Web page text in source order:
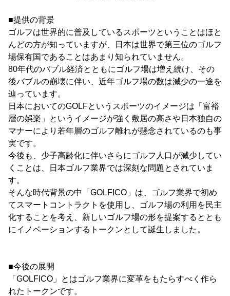
■提供の背景
ゴルフは世界的に普及しているスポーツということはほと
んどの方が知っていますが、日本は世界で第三位のゴルフ
場保有国であることはあまり知られていません。
80年代のバブル経済とともにゴルフ場は増え続け、その
後バブルの崩壊に伴い、近年ゴルフ場の数は減少の一途を
辿っています。
日本においてのGOLFというスポーツのイメージは「富裕
層の娯楽」というイメージが強く敷居の高さや日本独自の
マナーにより若年層のゴルフ離れが懸念されているのも事
実です。
今後も、少子高齢化に伴いさらにゴルフ人口が減少してい
くことは、日本ゴルフ業界では深刻な問題とされていま
す。
そんな時代背景の中「GOLFICO」は、ゴルフ業界で初め
てスマートコントラクトを使用し、ゴルフ場の利用を民主
化することを考え、新しいゴルフ場の形を提案するととも
にイノベーションするトークンとして誕生しました。
■今後の展開
「GOLFICO」とはゴルフ業界に変革をもたらすべく作ら
れたトークンです。